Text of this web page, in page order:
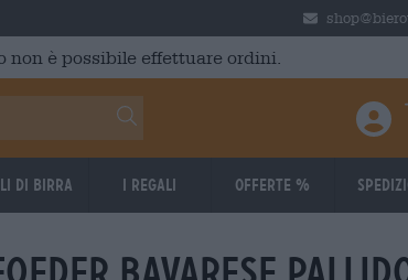
è possibile effettuare ordini.
di birra I regali Offerte %
09.03.2026